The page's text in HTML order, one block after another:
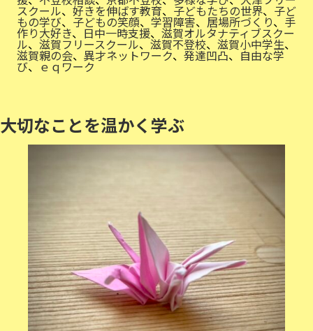
れ
スクール、好きを伸ばす教育、 子どもたちの世界、 子ど
もの学び、 子どもの笑顔、学習障害、 居場所づくり、 手
作り大好き、 日中一時支援、 滋賀オルタナティブスクー
ル、 滋賀フリースクール、滋賀不登校、 滋賀小中学生、
滋賀親の会、 異才ネットワーク、 発達凹凸、自由な学
び、ｅｑワーク
大切なことを温かく学ぶ